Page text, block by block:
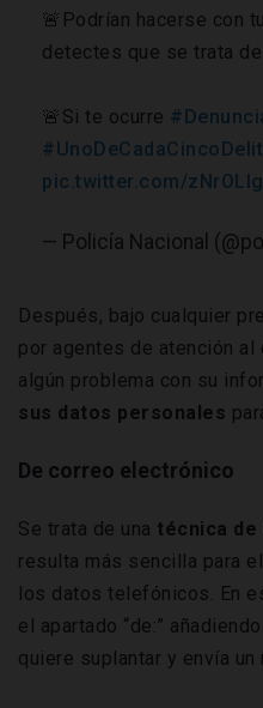
🚨Podrían hacerse con
detectes que se trata de
🚨Si te ocurre
pic.twitter.com/
— Policía Nacional
Después, bajo cualquier
por agentes de atención
algún problema con su
sus datos personales
De correo electrónico
Se trata de una técnica de
resulta más sencilla para
los datos telefónicos. En
el apartado “de:”
quiere suplantar y envía un